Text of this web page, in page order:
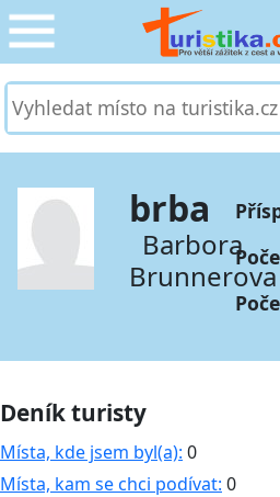
CESTOVÁNÍ
SLUŽBY & DOPRAVA ›
PRO TURISTY ›
MOJE TURISTIKA ›
brba
Barbora
Brunnerova
Deník turisty
Místa, kde jsem byl(a): 0
Místa, kam se chci podívat: 0